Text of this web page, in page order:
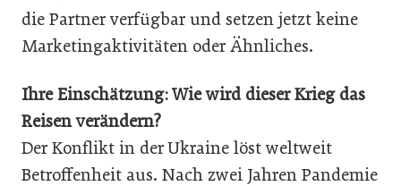
die Partner verfügbar und setzen jetzt keine
Marketingaktivitäten oder Ähnliches.
Ihre Einschätzung: Wie wird dieser Krieg das
Reisen verändern?
Der Konflikt in der Ukraine löst weltweit
Betroffenheit aus. Nach zwei Jahren Pandemie